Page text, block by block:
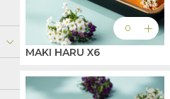
keyboard_arrow_down
0 add
MAKI HARU X6